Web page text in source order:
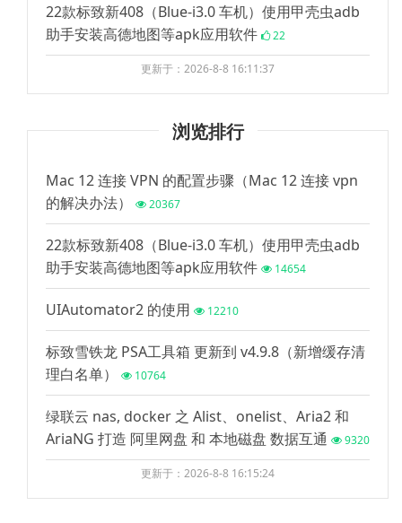
22款标致新408（Blue-i3.0 车机）使用甲壳虫adb
助手安装高德地图等apk应用软件
22
更新于：2026-8-8 16:11:37
浏览排行
Mac 12 连接 VPN 的配置步骤（Mac 12 连接 vpn
的解决办法）
20367
22款标致新408（Blue-i3.0 车机）使用甲壳虫adb
助手安装高德地图等apk应用软件
14654
UIAutomator2 的使用 12210
标致雪铁龙 PSA工具箱 更新到 v4.9.8（新增缓存清
理白名单）
10764
绿联云 nas, docker 之 Alist、onelist、Aria2 和
AriaNG 打造 阿里网盘 和 本地磁盘 数据互通
9320
更新于：2026-8-8 16:15:24